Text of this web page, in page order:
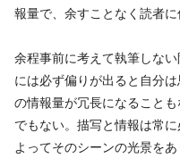
報量で、余すことなく読者に
余程事前に考えて執筆しな
には必ず偏りが出ると自分
の情報量が冗長になること
でもない。描写と情報は常
よってそのシーンの光景を